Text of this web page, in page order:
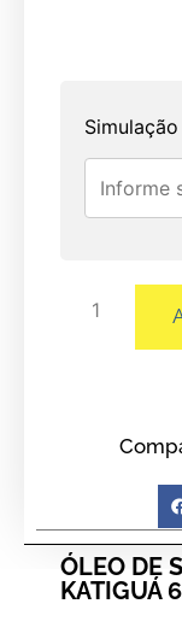
ÓLEO DE
KATIGUÁ